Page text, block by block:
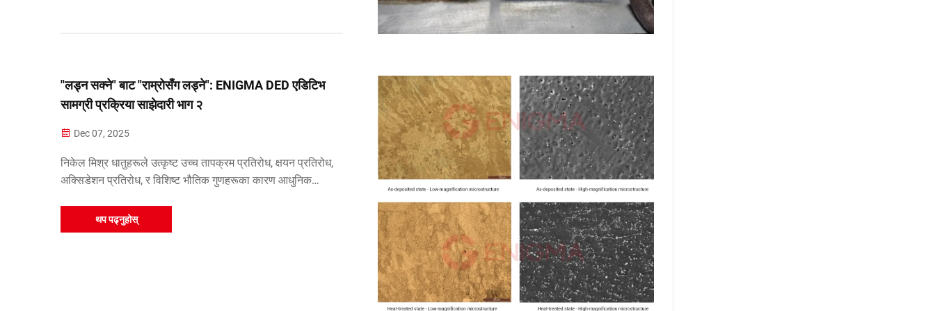
"लड्न सक्ने" बाट "राम्रोसँग लड्ने": ENIGMA DED एडिटिभ
सामग्री प्रक्रिया साझेदारी भाग २
Dec 07, 2025
निकेल मिश्र धातुहरूले उत्कृष्ट उच्च तापक्रम प्रतिरोध, क्षयन प्रतिरोध,
अक्सिडेशन प्रतिरोध, र विशिष्ट भौतिक गुणहरूका कारण आधुनिक
एयरोस्पेस, ऊर्जा, जहाज निर्माण, र स्वचालित क्षेत्र समावेश छन्।
थप पढ्नुहोस्